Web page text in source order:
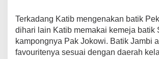
Terkadang Katib mengenakan batik
dihari lain Katib memakai kemeja batik
kampongnya Pak Jokowi. Batik Jambi
favouritenya sesuai dengan daerah